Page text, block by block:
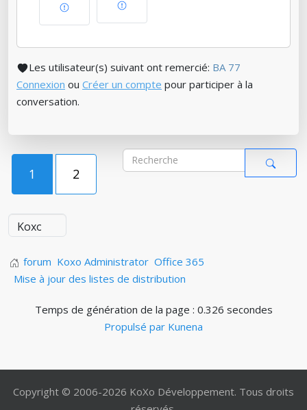
Les utilisateur(s) suivant ont remercié: BA 77
Connexion ou Créer un compte pour participer à la
conversation.
1 2
forum Koxo Administrator Office 365
Mise à jour des listes de distribution
Temps de génération de la page : 0.326 secondes
Propulsé par Kunena
Copyright © 2006-2026 KoXo Développement. Tous droits